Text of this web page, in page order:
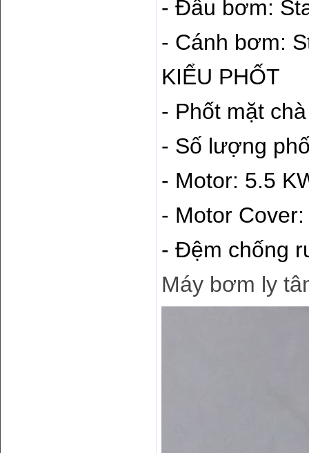
- Đầu bơm:
- Cánh bơm:
KIỂU PHỐT
- Phốt mặt
- Số lượng
- Motor: 5.5
- Motor
- Đệm chống
Máy bơm ly